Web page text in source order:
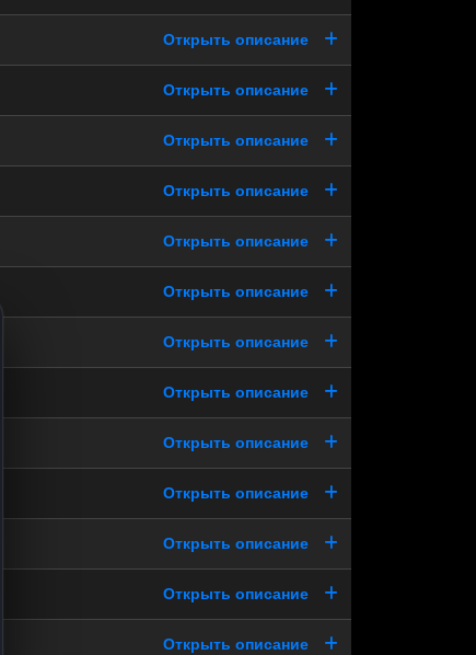
Открыть описание
Открыть описание
Открыть описание
Открыть описание
Открыть описание
Открыть описание
Открыть описание
Открыть описание
Открыть описание
Открыть описание
Открыть описание
Открыть описание
Открыть описание